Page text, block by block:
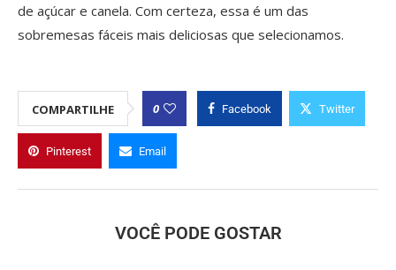
de açúcar e canela. Com certeza, essa é um das
sobremesas fáceis mais deliciosas que selecionamos.
COMPARTILHE 0 Facebook Twitter
Pinterest Email
VOCÊ PODE GOSTAR